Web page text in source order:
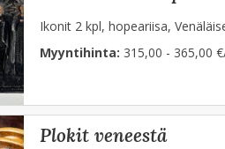
Ikonit 2 kpl, hopeariisa,
Myyntihinta: 315,00 - 365,00
plokit veneestä